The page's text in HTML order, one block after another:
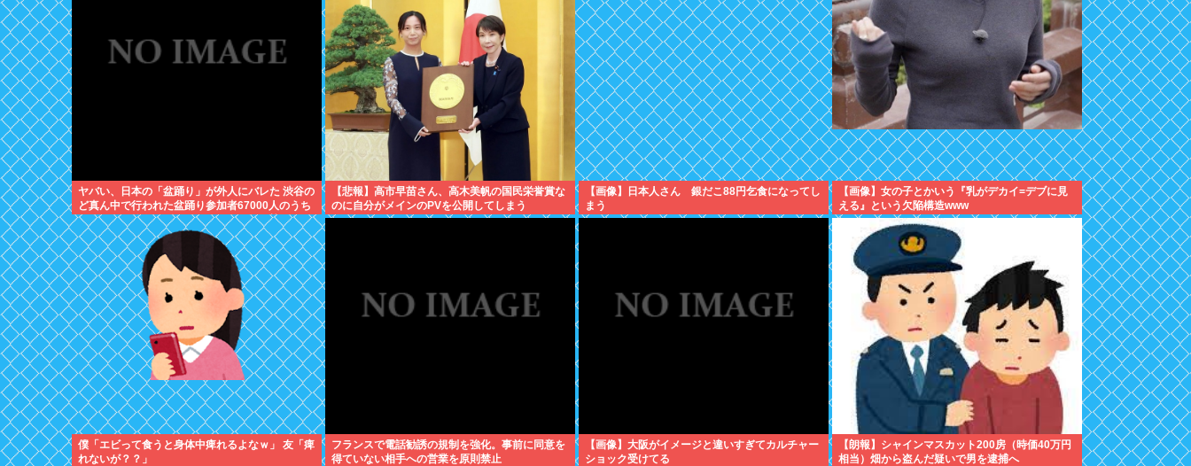
ヤバい、日本の「盆踊り」が外人にバレた 渋谷の
ど真ん中で行われた盆踊り参加者67000人のうち
20000人が外人、ダンシングヒーローに熱狂
【悲報】高市早苗さん、高木美帆の国民栄誉賞な
のに自分がメインのPVを公開してしまう
【画像】日本人さん 銀だこ88円乞食になってし
まう
【画像】女の子とかいう『乳がデカイ=デブに見
える』という欠陥構造www
僕「エビって食うと身体中痺れるよなｗ」 友「痺
れないが？？」
フランスで電話勧誘の規制を強化。事前に同意を
得ていない相手への営業を原則禁止
【画像】大阪がイメージと違いすぎてカルチャー
ショック受けてる
【朗報】シャインマスカット200房（時価40万円
相当）畑から盗んだ疑いで男を逮捕へ